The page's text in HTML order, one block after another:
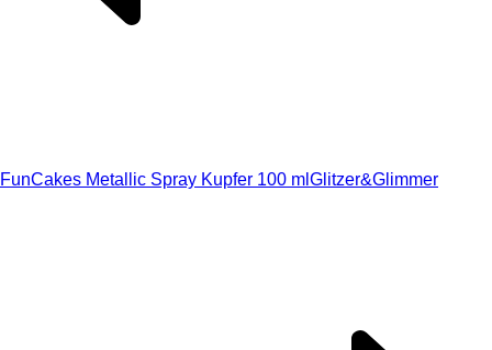
FunCakes Metallic Spray Kupfer 100 ml Glitzer&Glimmer